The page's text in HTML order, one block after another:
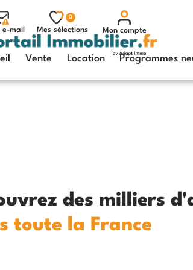
mail
0
Mes sélections Mon compte
Vente Location Programmes
des milliers
toute la France